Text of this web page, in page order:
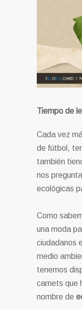
Tiempo de
Cada vez
de fútbol,
también
nos
ecológicas
Como
una moda
ciudadanos
medio
tenemos
carnets que
nombre de